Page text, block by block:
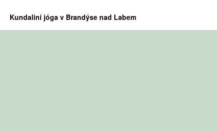
Kundaliní jóga v Brandýse nad Labem